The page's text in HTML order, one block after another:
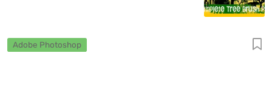
Adobe Photoshop